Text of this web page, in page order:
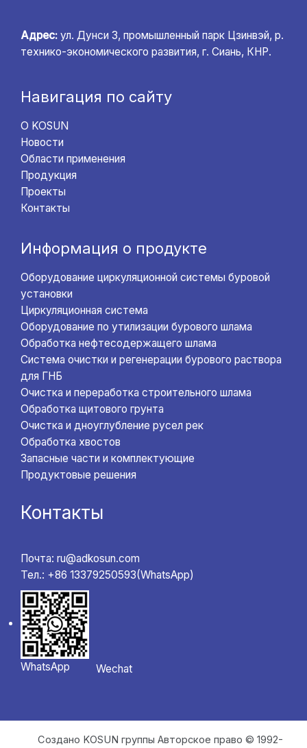
Адрес: ул. Дунси 3, промышленный парк Цзинвэй, р.
технико-экономического развития, г. Сиань, КНР.
Навигация по сайту
О KOSUN
Новости
Области применения
Продукция
Проекты
Контакты
Информация о продукте
Оборудование циркуляционной системы буровой
установки
Циркуляционная система
Оборудование по утилизации бурового шлама
Обработка нефтесодержащего шлама
Система очистки и регенерации бурового раствора
для ГНБ
Очистка и переработка строительного шлама
Обработка щитового грунта
Очистка и дноуглубление русел рек
Обработка хвостов
Запасные части и комплектующие
Продуктовые решения
Контакты
Почта: ru@adkosun.com
Тел.: +86 13379250593(WhatsApp)
WhatsApp Wechat
Создано KOSUN группы Авторское право © 1992-